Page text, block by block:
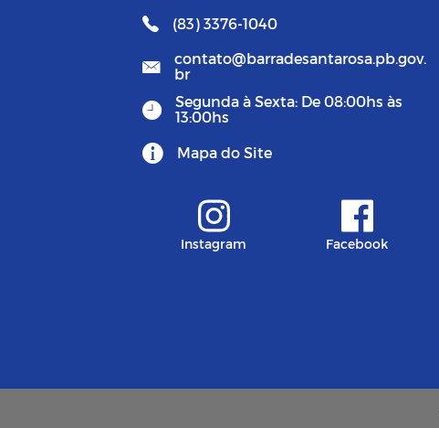
(83) 3376-1040
contato@barradesantarosa.pb.gov.
br
Segunda à Sexta: De 08:00hs às
13:00hs
Mapa do Site
Instagram Facebook